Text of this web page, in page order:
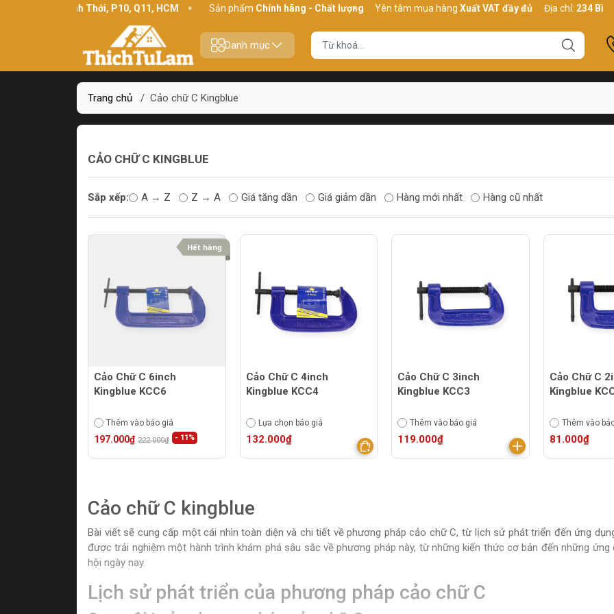
234 Bình Thới, P10, Q11, HCM Sản phẩmChính hãng - Chất lượng Yên tâm mua hàngXuất VAT đầy đủ Địa chỉ:234 Bình
Danh mục
Trang chủ / Cảo chữ C Kingblue
CẢO CHỮ C KINGBLUE
Sắp xếp: A → Z Z → A Giá tăng dần Giá giảm dần Hàng mới nhất Hàng cũ nhất
Hết hàng
Cảo Chữ C 6inch
Kingblue KCC6
Thêm vào báo giá
197.000₫ 222.000₫ - 11%
Cảo Chữ C 4inch
Kingblue KCC4
Lựa chọn báo giá
132.000₫
Cảo Chữ C 3inch
Kingblue KCC3
Thêm vào báo giá
119.000₫
Cảo Chữ C
Kingblue
Thêm vào
81.000₫
Cảo chữ C kingblue
Bài viết sẽ cung cấp một cái nhìn toàn diện và chi tiết về phương pháp cảo chữ C, từ lịch sử phát triển đến ứng
được trải nghiệm một hành trình khám phá sâu sắc về phương pháp này, từ những kiến thức cơ bản đến những
hội ngày nay.
Lịch sử phát triển của phương pháp cảo chữ C